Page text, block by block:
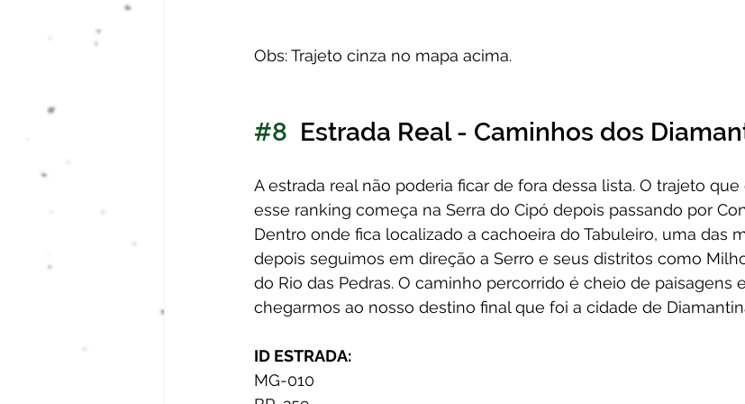
Obs: Trajeto cinza no mapa acima.
#8
Estrada Real - Caminhos dos
A estrada real não poderia ficar de fora dessa lista. O trajeto
esse ranking começa na Serra do Cipó depois passando por
Dentro onde fica localizado a cachoeira do Tabuleiro, uma das
depois seguimos em direção a Serro e seus distritos como
do Rio das Pedras. O caminho percorrido é cheio de paisagens
chegarmos ao nosso destino final que foi a cidade de
ID ESTRADA:
MG-010